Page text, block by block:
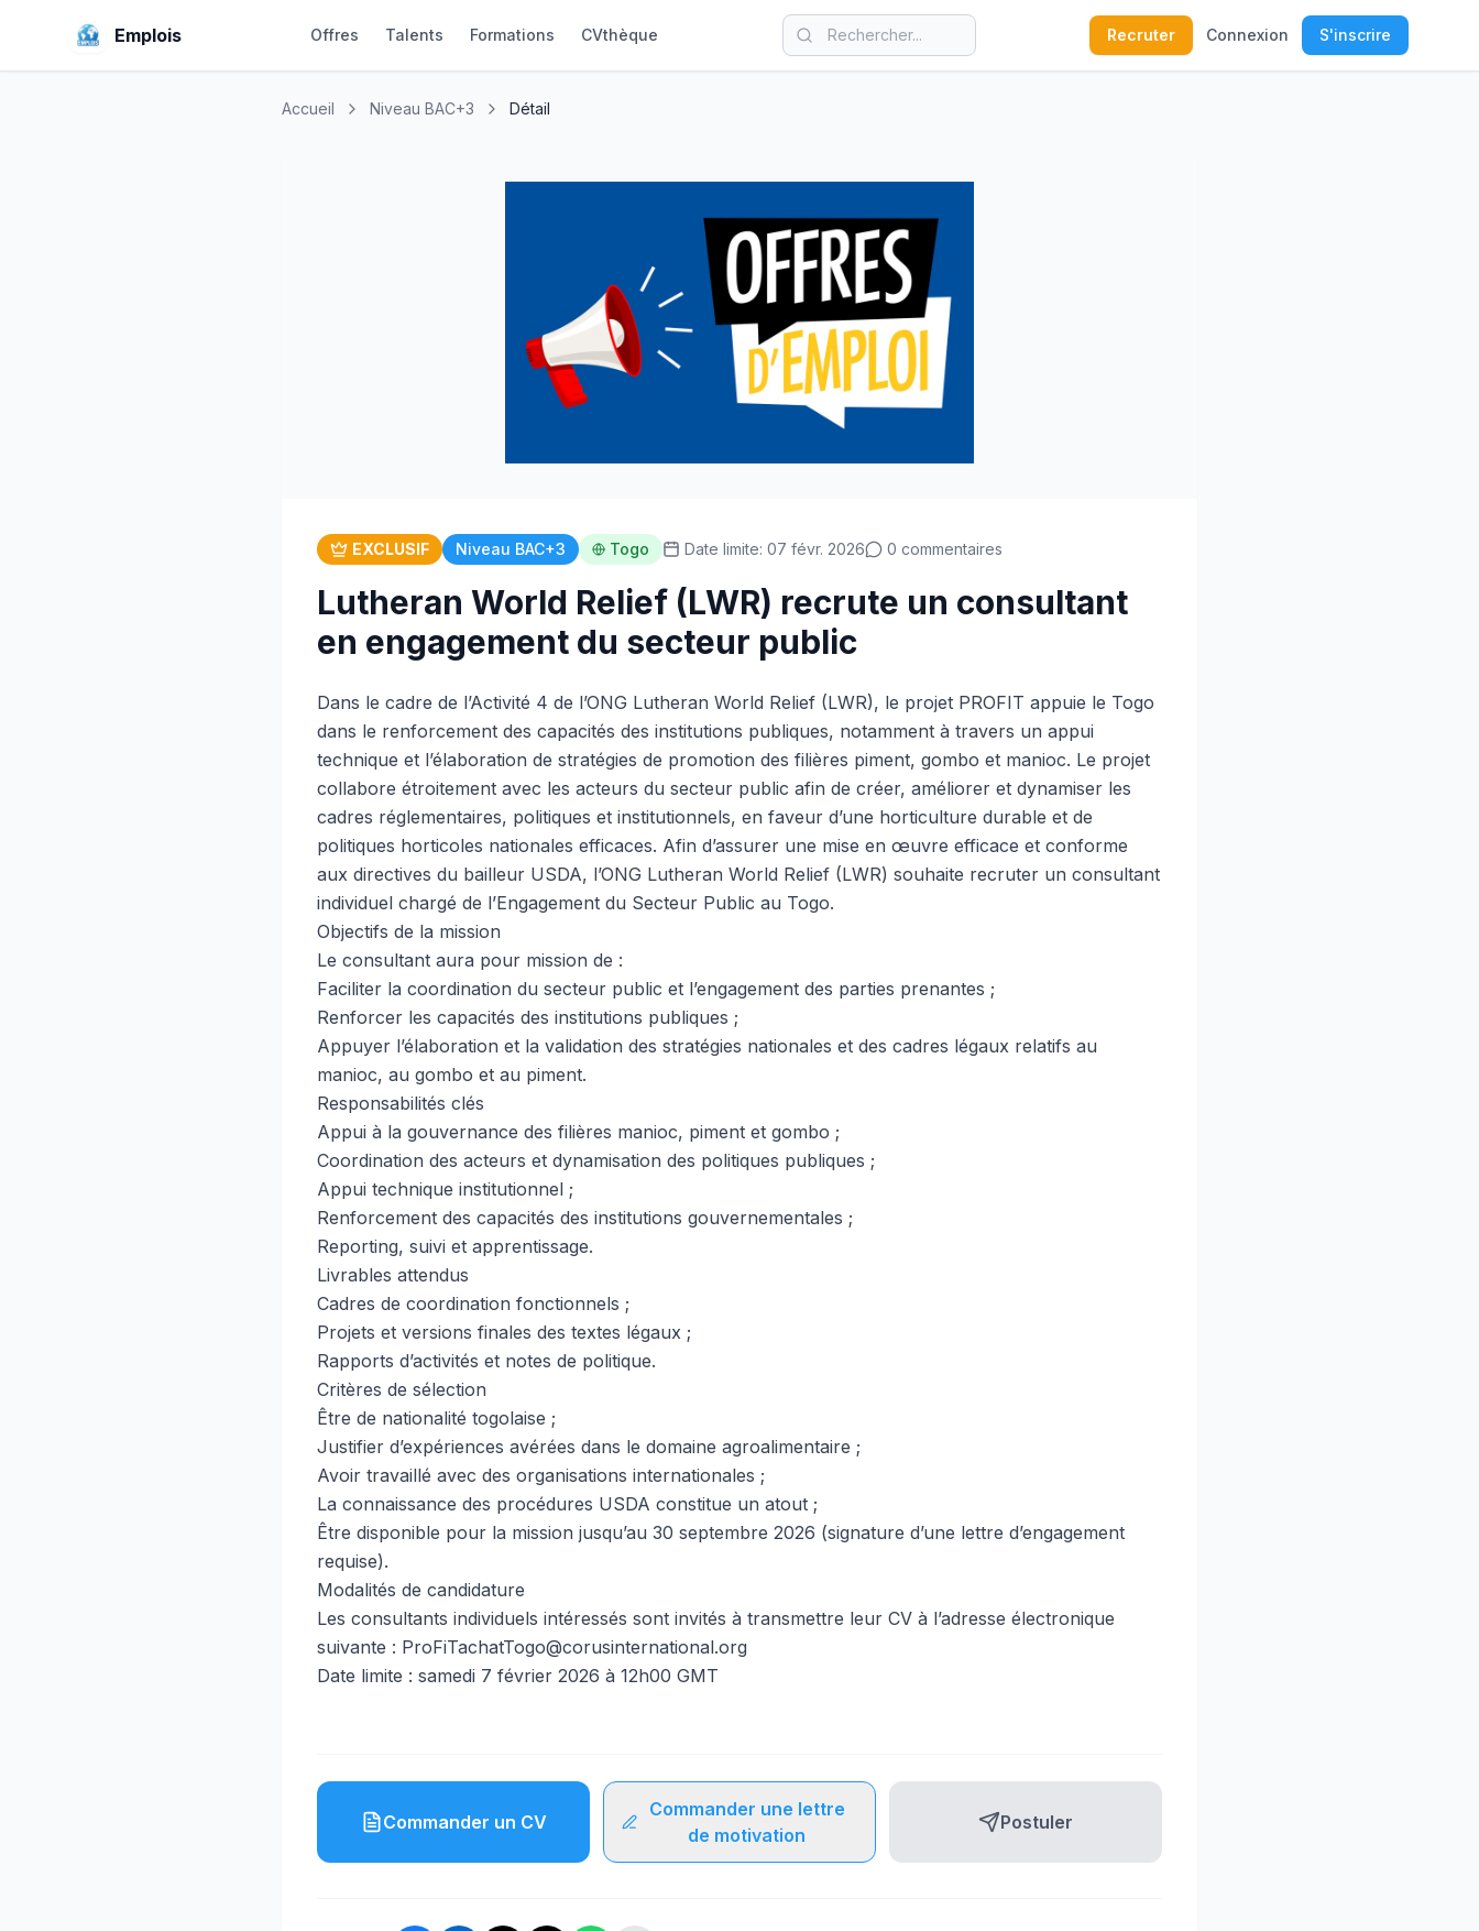
Emplois Offres Talents Formations CVthèque Recruter Connexion S'inscrire
Accueil Niveau BAC+3 Détail
EXCLUSIF Niveau BAC+3 Togo Date limite: 07 févr. 2026 0 commentaires
Lutheran World Relief (LWR) recrute un consultant
en engagement du secteur public
Dans le cadre de l’Activité 4 de l’ONG Lutheran World Relief (LWR), le projet PROFIT appuie le Togo
dans le renforcement des capacités des institutions publiques, notamment à travers un appui
technique et l’élaboration de stratégies de promotion des filières piment, gombo et manioc. Le projet
collabore étroitement avec les acteurs du secteur public afin de créer, améliorer et dynamiser les
cadres réglementaires, politiques et institutionnels, en faveur d’une horticulture durable et de
politiques horticoles nationales efficaces. Afin d’assurer une mise en œuvre efficace et conforme
aux directives du bailleur USDA, l’ONG Lutheran World Relief (LWR) souhaite recruter un consultant
individuel chargé de l’Engagement du Secteur Public au Togo.
Objectifs de la mission
Le consultant aura pour mission de :
Faciliter la coordination du secteur public et l’engagement des parties prenantes ;
Renforcer les capacités des institutions publiques ;
Appuyer l’élaboration et la validation des stratégies nationales et des cadres légaux relatifs au
manioc, au gombo et au piment.
Responsabilités clés
Appui à la gouvernance des filières manioc, piment et gombo ;
Coordination des acteurs et dynamisation des politiques publiques ;
Appui technique institutionnel ;
Renforcement des capacités des institutions gouvernementales ;
Reporting, suivi et apprentissage.
Livrables attendus
Cadres de coordination fonctionnels ;
Projets et versions finales des textes légaux ;
Rapports d’activités et notes de politique.
Critères de sélection
Être de nationalité togolaise ;
Justifier d’expériences avérées dans le domaine agroalimentaire ;
Avoir travaillé avec des organisations internationales ;
La connaissance des procédures USDA constitue un atout ;
Être disponible pour la mission jusqu’au 30 septembre 2026 (signature d’une lettre d’engagement
requise).
Modalités de candidature
Les consultants individuels intéressés sont invités à transmettre leur CV à l’adresse électronique
suivante : ProFiTachatTogo@corusinternational.org
Date limite : samedi 7 février 2026 à 12h00 GMT
Commander un CV
Commander une lettre
de motivation
Postuler